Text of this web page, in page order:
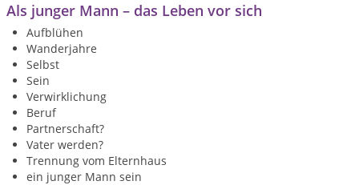
Als junger Mann – das Leben vor sich
Aufblühen
Wanderjahre
Selbst
Sein
Verwirklichung
Beruf
Partnerschaft?
Vater werden?
Trennung vom Elternhaus
ein junger Mann sein